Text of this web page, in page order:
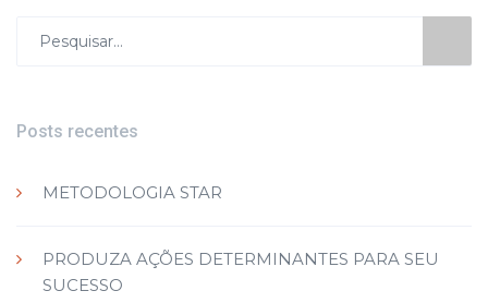
por:
Posts recentes
METODOLOGIA STAR
PRODUZA AÇÕES DETERMINANTES PARA SEU
SUCESSO